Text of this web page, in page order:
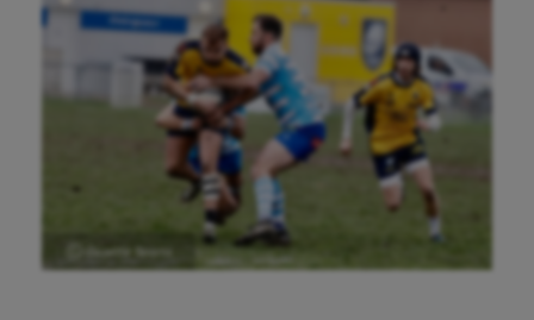
Ⓒ Gazette Sports